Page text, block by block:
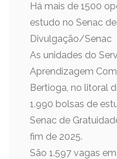
Há mais de 1500
estudo no Senac de
Divulgação/Senac
As unidades do
Aprendizagem
Bertioga, no litoral
1.990 bolsas de
Senac de
fim de 2025.
São 1.597 vagas